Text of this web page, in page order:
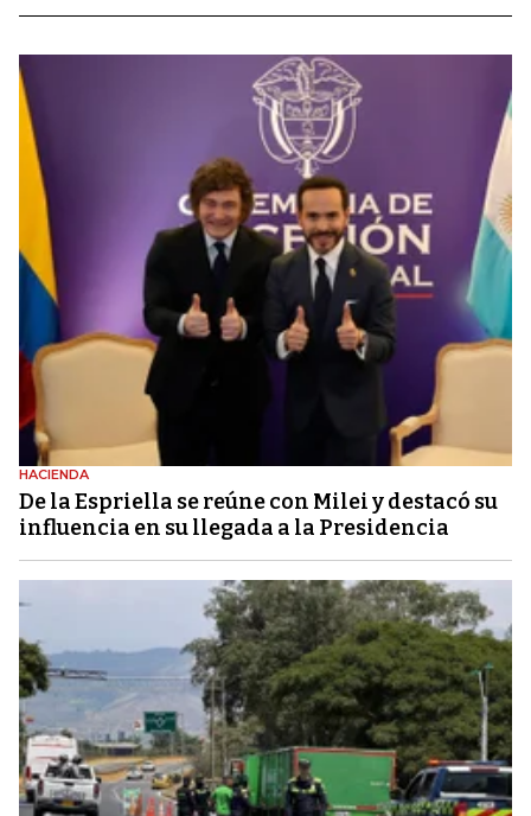
HACIENDA
De la Espriella se reúne con Milei y destacó su
influencia en su llegada a la Presidencia